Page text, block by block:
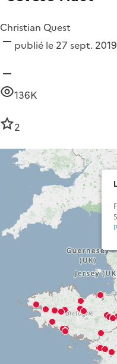
Christian Quest
publié le 27 sept. 2019
136K
2